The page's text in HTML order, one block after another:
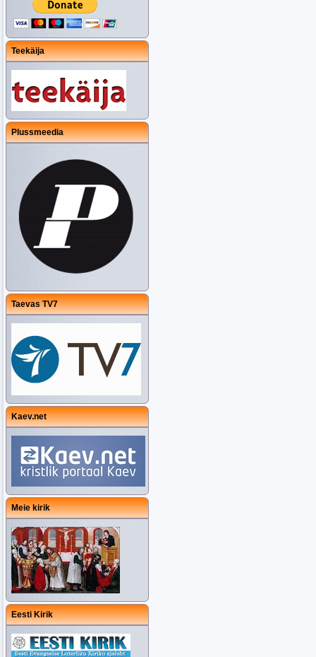
Teekäija
Plussmeedia
Taevas TV7
Kaev.net
Meie kirik
Eesti Kirik